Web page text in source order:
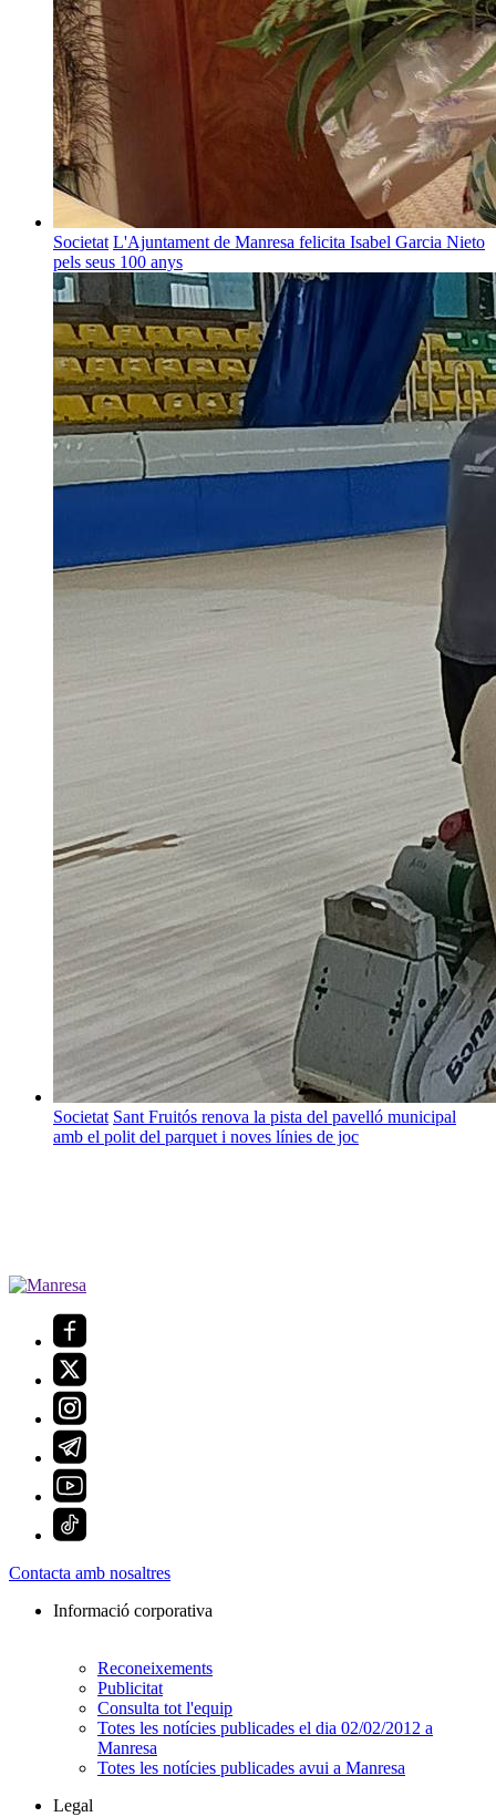
Societat L'Ajuntament de Manresa felicita Isabel Garcia Nieto
pels seus 100 anys
Societat Sant Fruitós renova la pista del pavelló municipal
amb el polit del parquet i noves línies de joc
Contacta amb nosaltres
Informació corporativa
Reconeixements
Publicitat
Consulta tot l'equip
Totes les notícies publicades el dia 02/02/2012 a
Manresa
Totes les notícies publicades avui a Manresa
Legal